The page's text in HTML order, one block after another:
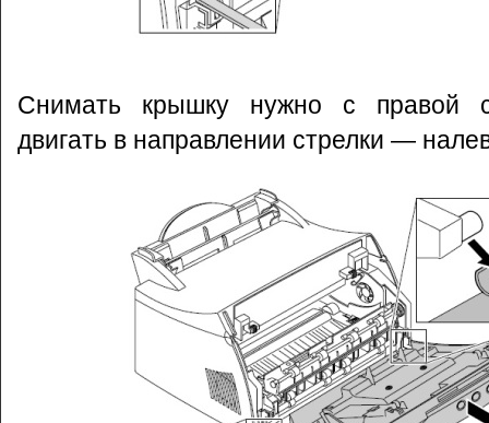
Снимать крышку нужно с правой
двигать в направлении стрелки —